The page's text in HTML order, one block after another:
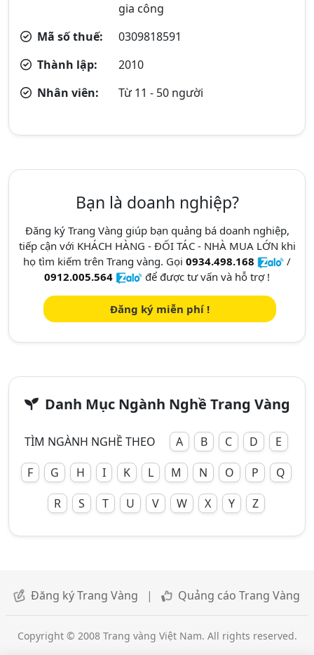
gia công
Mã số thuế:
0309818591
Thành lập:
2010
Nhân viên:
Từ 11 - 50 người
Bạn là doanh nghiệp?
Đăng ký Trang Vàng giúp bạn quảng bá doanh nghiệp,
tiếp cận với KHÁCH HÀNG - ĐỐI TÁC - NHÀ MUA LỚN khi
họ tìm kiếm trên Trang vàng. Gọi 0934.498.168
/
0912.005.564
để được tư vấn và hỗ trợ !
Đăng ký miễn phí !
Danh Mục Ngành Nghề Trang Vàng
TÌM NGÀNH NGHỀ THEO A B C D
E
F
G H I K L M N O P
Q
R
S T U V W X Y Z
Đăng ký Trang Vàng | Quảng cáo Trang Vàng
Copyright © 2008 Trang vàng Việt Nam. All rights reserved.